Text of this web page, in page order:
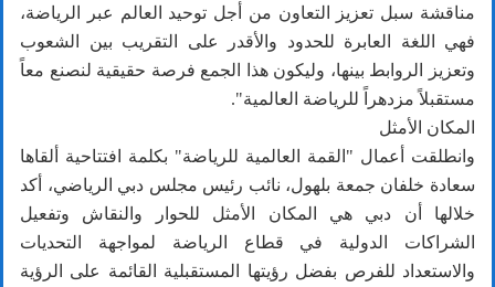
مناقشة سبل تعزيز التعاون من أجل توحيد العالم عبر الرياضة،
فهي اللغة العابرة للحدود والأقدر على التقريب بين الشعوب
وتعزيز الروابط بينها، وليكون هذا الجمع فرصة حقيقية لنصنع معاً
مستقبلاً مزدهراً للرياضة العالمية".
المكان الأمثل
وانطلقت أعمال "القمة العالمية للرياضة" بكلمة افتتاحية ألقاها
سعادة خلفان جمعة بلهول، نائب رئيس مجلس دبي الرياضي، أكد
خلالها أن دبي هي المكان الأمثل للحوار والنقاش وتفعيل
الشراكات الدولية في قطاع الرياضة لمواجهة التحديات
والاستعداد للفرص بفضل رؤيتها المستقبلية القائمة على الرؤية